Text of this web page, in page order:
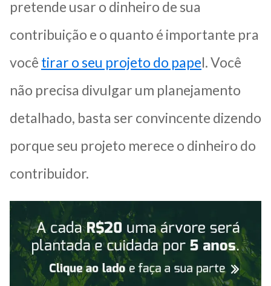
pretende usar o dinheiro de sua
contribuição e o quanto é importante pra
você tirar o seu projeto do papel. Você
não precisa divulgar um planejamento
detalhado, basta ser convincente dizendo
porque seu projeto merece o dinheiro do
contribuidor.